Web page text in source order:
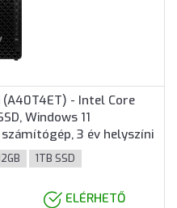
(A40T4ET) - Intel Core
Windows 11
3 év helyszíni
1TB SSD
ELÉRHETŐ